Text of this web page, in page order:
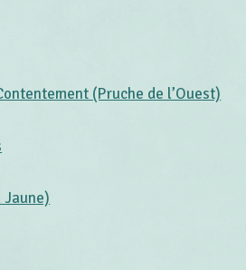
(Pruche de l’Ouest)